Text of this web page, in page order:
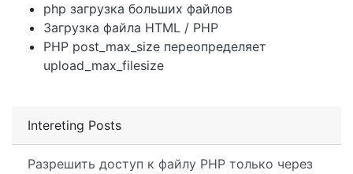
Intereting Posts
Разрешить доступ к файлу PHP только через
php загрузка больших файлов
Загрузка файла HTML / PHP
PHP post_max_size переопределяет
upload_max_filesize